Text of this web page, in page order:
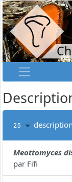
25
Meottomyces
par Fifi